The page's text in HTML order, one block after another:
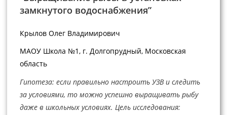
замкнутого водоснабжения”
Крылов Олег Владимирович
МАОУ Школа №1, г. Долгопрудный, Московская
область
Гипотеза: если правильно настроить УЗВ и следить
за условиями, то можно успешно выращивать рыбу
даже в школьных условиях. Цель исследования: